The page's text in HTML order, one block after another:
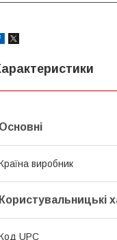
Основні
виробник
Користувальницькі
UPC